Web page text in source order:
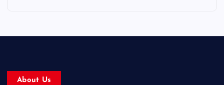
About Us